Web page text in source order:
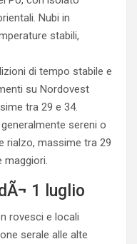
Nubi in
stabili,
di tempo stabile e
su Nordovest
tra 29 e 34.
sereni o
rialzo, massime tra 29
maggiori.
1 luglio
rovesci e locali
serale alle alte